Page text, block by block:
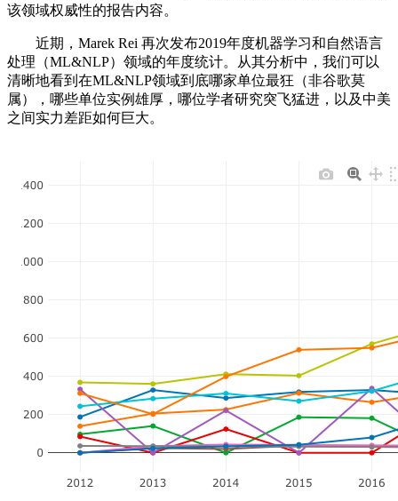
该领域权威性的报告内容。
近期，Marek Rei 再次发布2019年度机器学习和自然语言
处理（ML&NLP）领域的年度统计。从其分析中，我们可以
清晰地看到在ML&NLP领域到底哪家单位最狂（非谷歌莫
属），哪些单位实例雄厚，哪位学者研究突飞猛进，以及中美
之间实力差距如何巨大。